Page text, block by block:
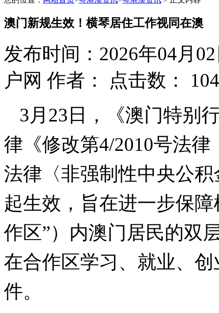
澳门新规生效！横琴居住工作视同在澳
发布时间：2026年04月
户网 作者： 点击数：
3月23日，《澳门特别
律《修改第4/2010号法
法律〈非强制性中央公
起生效，旨在进一步保
作区”）内澳门居民的双
在合作区学习、就业、
件。